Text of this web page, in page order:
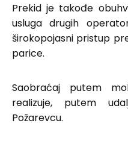
Prekid je takođe
usluga drugih
širokopojasni pristup
parice.
Saobraćaj putem
realizuje, putem
Požarevcu.